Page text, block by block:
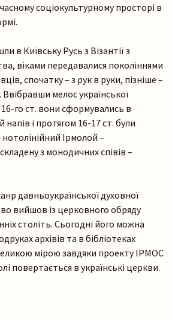
соціокультурному просторі в
в Київську Русь з Візантії з
віками передавалися поколіннями
спочатку – з рук в руки, пізніше –
мелос української
16-го ст. вони сформувались в
напів і протягом 16-17 ст. були
нотолінійний Ірмолой –
з монодичних співів –
давньоукраїнської духовної
вийшов із церковного обряду
століть. Сьогодні його можна
архівів та в бібліотеках
мірою завдяки проекту ІРМОС
повертається в українські церкви.